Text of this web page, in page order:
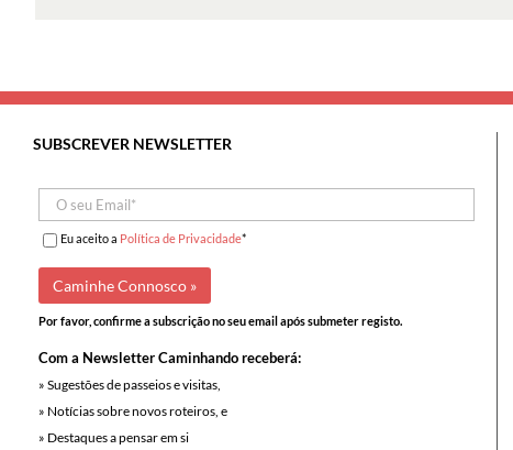
SUBSCREVER NEWSLETTER
Eu aceito a Política de Privacidade*
Por favor, confirme a subscrição no seu email após submeter registo.
Com a Newsletter Caminhando receberá:
» Sugestões de passeios e visitas,
» Notícias sobre novos roteiros, e
» Destaques a pensar em si